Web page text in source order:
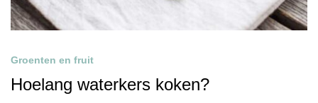
Groenten en fruit
Hoelang waterkers koken?